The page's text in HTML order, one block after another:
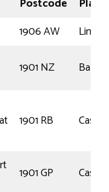
Postcode
Plaats
1906 AW
1901 NZ
1901 RB
1901 GP